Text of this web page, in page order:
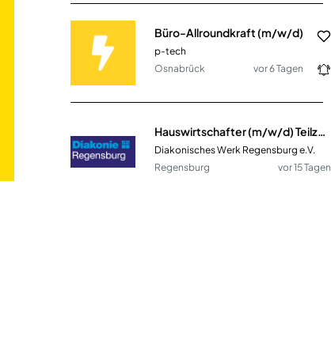
Büro-Allroundkraft (m/w/d)
p-tech
Osnabrück
vor 6 Tagen
Hauswirtschafter (m/w/d) Teilzeit
Diakonisches Werk Regensburg e.V.
Regensburg
vor 15 Tagen